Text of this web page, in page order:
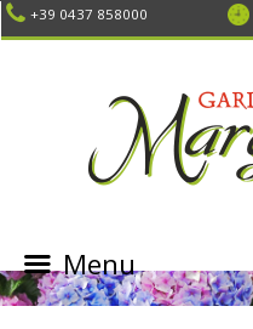
+39 0437 858000
Menu
SKIP